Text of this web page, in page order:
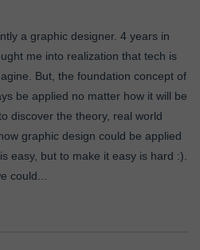
a graphic designer. 4 years in
me into realization that tech is
But, the foundation concept of
be applied no matter how it will be
discover the theory, real world
graphic design could be applied
easy, but to make it easy is hard :).
could